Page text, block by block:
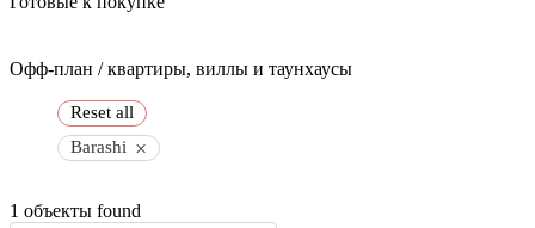
Офф-план / квартиры, виллы и таунхаусы
Reset all
Barashi ×
1 объекты found